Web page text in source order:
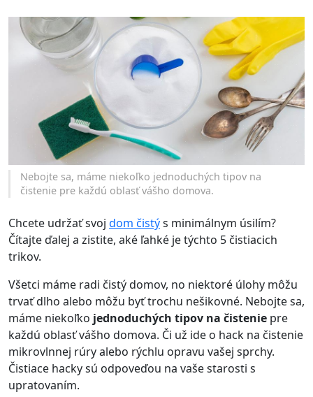
Nebojte sa, máme niekoľko jednoduchých tipov na
čistenie pre každú oblasť vášho domova.
Chcete udržať svoj dom čistýs minimálnym úsilím?
Čítajte ďalej a zistite, aké ľahké je týchto 5 čistiacich
trikov.
Všetci máme radi čistý domov, no niektoré úlohy môžu
trvať dlho alebo môžu byť trochu nešikovné. Nebojte sa,
máme niekoľko jednoduchých tipov na čistenie pre
každú oblasť vášho domova. Či už ide o hack na čistenie
mikrovlnnej rúry alebo rýchlu opravu vašej sprchy.
Čistiace hacky sú odpoveďou na vaše starosti s
upratovaním.